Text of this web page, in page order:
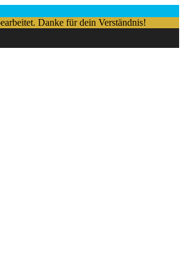
Danke für dein Verständnis!